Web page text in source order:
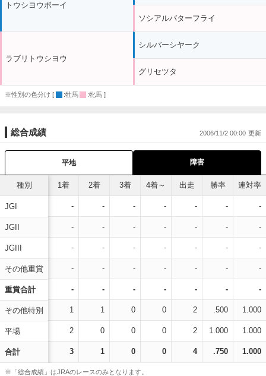
トウシヨウボーイ
ラブリトウシヨウ
ソシアルバターフライ
シルバーシヤーク
グリセツタ
※性別の色分け [ :牡馬 :牝馬 ]
総合成績 2006/11/2 00:00
平地 障害
種別
JGI
JGII
JGIII
その他重賞
重賞合計
その他特別
平場
合計
1着 2着 3着 4着～ 出走 勝率 連対率
- - - - - - -
- - - - - - -
- - - - - - -
- - - - - - -
- - - - - - -
1 1 0 0 2 .500 1.000
2 0 0 0 2 1.000 1.000
3 1 0 0 4 .750 1.000
※「総合成績」はJRAのレースのみとなります。